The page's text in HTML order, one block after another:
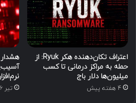
اعتراف تکان‌دهنده هکر Ryuk: از
حمله به مراکز درمانی تا کسب
میلیون‌ها دلار باج
4 هفته پیش تیر ۱۶, ۱۴۰۵